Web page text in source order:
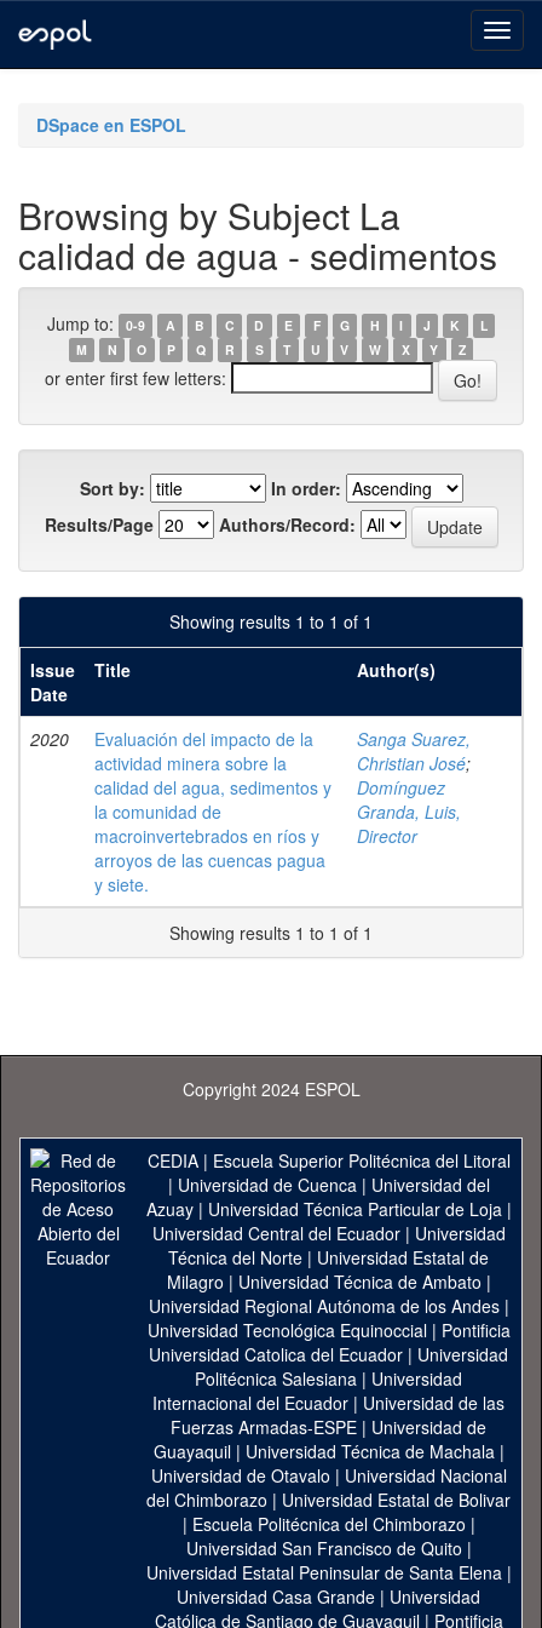
navigationDSpace en ESPOL
Browsing by Subject La
calidad de agua - sedimentos
Jump to: 0-9 A B C D E F G H I J K
L
M
N O P Q R S T U V W X Y Z
or enter first few letters:
Sort by:
In order:
Results/Page
Authors/Record:
Showing results 1 to 1 of 1
Issue
Date
Title Author(s)
2020
Evaluación del impacto de la
actividad minera sobre la
calidad del agua, sedimentos y
la comunidad de
macroinvertebrados en ríos y
arroyos de las cuencas pagua
y siete.
Sanga Suarez,
Christian José;
Domínguez
Granda, Luis,
Director
Showing results 1 to 1 of 1
Copyright 2024 ESPOL
CEDIA| Escuela Superior Politécnica del Litoral
| Universidad de Cuenca| Universidad del
Azuay| Universidad Técnica Particular de Loja|
Universidad Central del Ecuador| Universidad
Técnica del Norte | Universidad Estatal de
Milagro | Universidad Técnica de Ambato |
Universidad Regional Autónoma de los Andes|
Universidad Tecnológica Equinoccial| Pontificia
Universidad Catolica del Ecuador | Universidad
Politécnica Salesiana | Universidad
Internacional del Ecuador | Universidad de las
Fuerzas Armadas-ESPE | Universidad de
Guayaquil| Universidad Técnica de Machala|
Universidad de Otavalo | Universidad Nacional
del Chimborazo | Universidad Estatal de Bolivar
| Escuela Politécnica del Chimborazo |
Universidad San Francisco de Quito |
Universidad Estatal Peninsular de Santa Elena|
Universidad Casa Grande | Universidad
Católica de Santiago de Guayaquil| Pontificia